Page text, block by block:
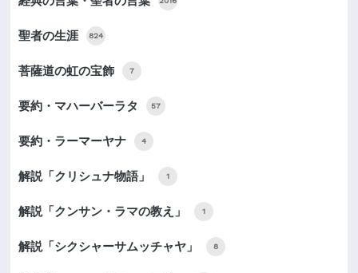
聖者の生涯 824
菩薩道の虹の宝飾 7
要約・マハーバーラタ 57
要約・ラーマーヤナ 4
解説「クリシュナ物語」 1
解説「クンサン・ラマの教え」 1
解説「シクシャーサムッチャヤ」 8